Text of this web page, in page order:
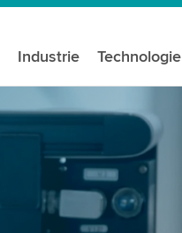
Industrie Technologie